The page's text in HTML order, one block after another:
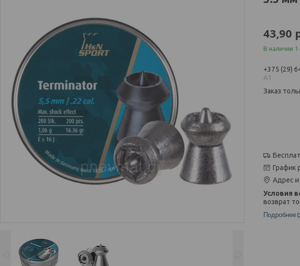
43,90
В наличии 1
+375 (29)
А1
Заказ
График
Адрес и
возврат
Подробнее